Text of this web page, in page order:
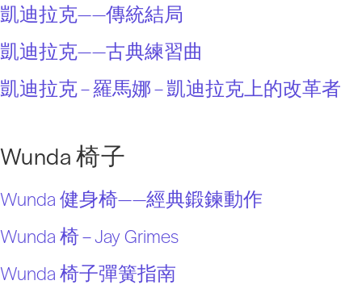
凱迪拉克——傳統結局
凱迪拉克——古典練習曲
凱迪拉克 – 羅馬娜 – 凱迪拉克上的改革者
Wunda 椅子
Wunda 健身椅——經典鍛鍊動作
Wunda 椅 – Jay Grimes
Wunda 椅子彈簧指南